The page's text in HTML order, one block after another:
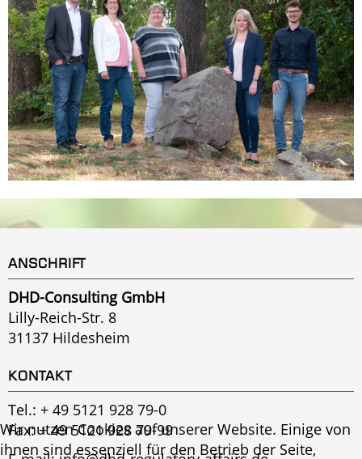
ANSCHRIFT
DHD-Consulting GmbH
Lilly-Reich-Str. 8
31137 Hildesheim
KONTAKT
Tel.: + 49 5121 928 79-0
Fax: + 49 5121 928 79-99
Wir nutzen Cookies auf unserer Website. Einige von
ihnen sind essenziell für den Betrieb der Seite,